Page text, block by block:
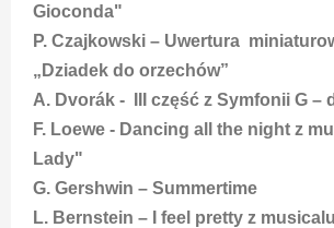
Gioconda"
P. Czajkowski – Uwertura
„Dziadek do orzechów”
A. Dvorák - III część z Symfonii G –
F. Loewe - Dancing all the night z
Lady"
G. Gershwin – Summertime
L. Bernstein – I feel pretty z